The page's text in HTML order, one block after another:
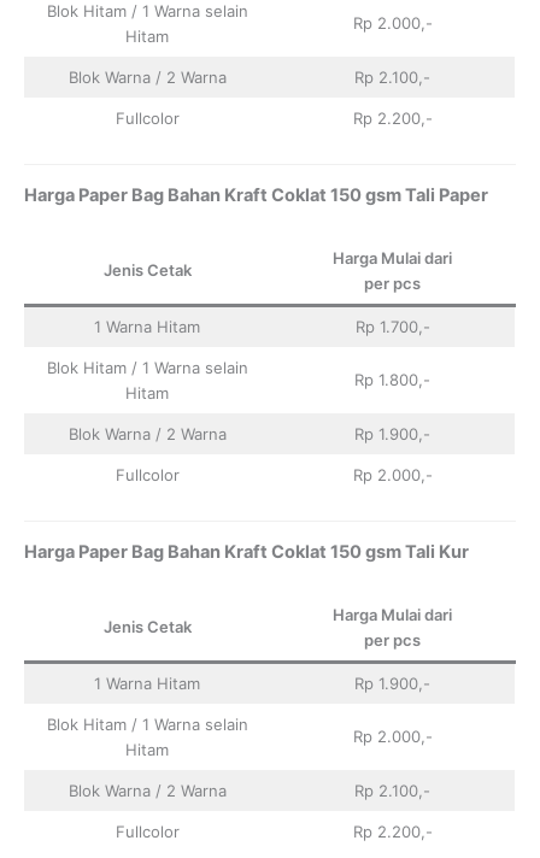
Blok Hitam / 1 Warna selain
Hitam
Rp 2.000,-
Blok Warna / 2 Warna Rp 2.100,-
Fullcolor Rp 2.200,-
Harga Paper Bag Bahan Kraft Coklat 150 gsm Tali Paper
Jenis Cetak
Harga Mulai dari
per pcs
1 Warna Hitam Rp 1.700,-
Blok Hitam / 1 Warna selain
Hitam
Rp 1.800,-
Blok Warna / 2 Warna Rp 1.900,-
Fullcolor Rp 2.000,-
Harga Paper Bag Bahan Kraft Coklat 150 gsm Tali Kur
Jenis Cetak
Harga Mulai dari
per pcs
1 Warna Hitam Rp 1.900,-
Blok Hitam / 1 Warna selain
Hitam
Rp 2.000,-
Blok Warna / 2 Warna Rp 2.100,-
Fullcolor Rp 2.200,-